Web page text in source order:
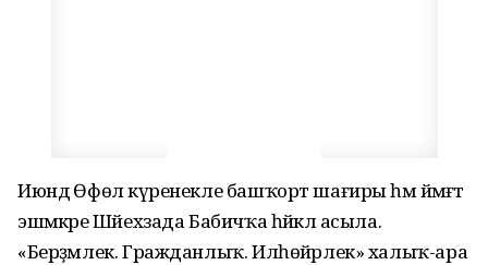
Июндә Өфөлә күренекле башҡорт шағиры һәм йәмәғәт
эшмәкәре Шәйехзада Бабичҡа һәйкәл асыла.
«Берҙәмлек. Гражданлыҡ. Илһөйәрлек» халыҡ-ара